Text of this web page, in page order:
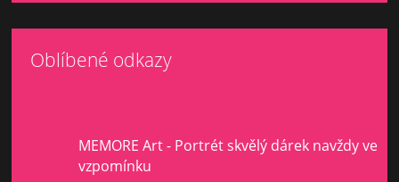
Oblíbené odkazy
MEMORE Art - Portrét skvělý dárek navždy ve
vzpomínku